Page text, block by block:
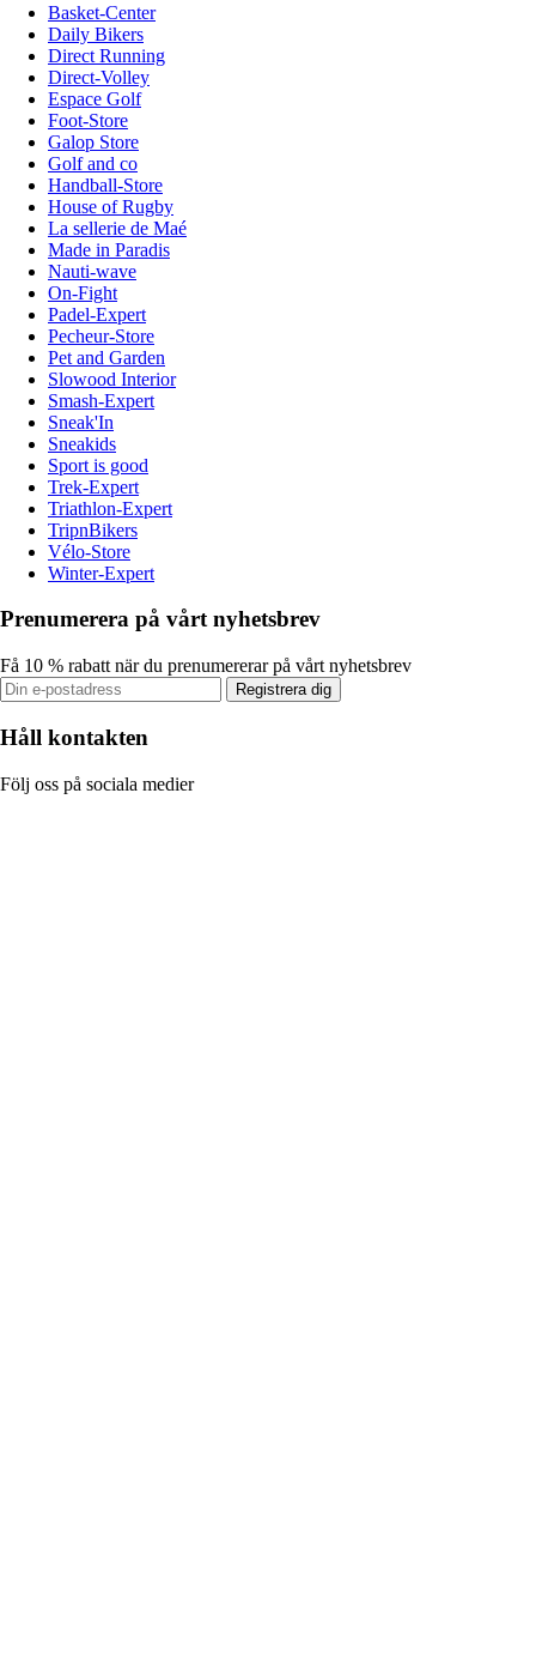
Basket-Center
Daily Bikers
Direct Running
Direct-Volley
Espace Golf
Foot-Store
Galop Store
Golf and co
Handball-Store
House of Rugby
La sellerie de Maé
Made in Paradis
Nauti-wave
On-Fight
Padel-Expert
Pecheur-Store
Pet and Garden
Slowood Interior
Smash-Expert
Sneak'In
Sneakids
Sport is good
Trek-Expert
Triathlon-Expert
TripnBikers
Vélo-Store
Winter-Expert
Prenumerera på vårt nyhetsbrev
Få 10 % rabatt när du prenumererar på vårt nyhetsbrev
Registrera dig
Håll kontakten
Följ oss på sociala medier